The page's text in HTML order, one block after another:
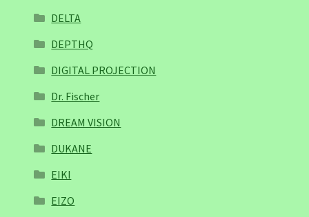
DELTA
DEPTHQ
DIGITAL PROJECTION
Dr. Fischer
DREAM VISION
DUKANE
EIKI
EIZO